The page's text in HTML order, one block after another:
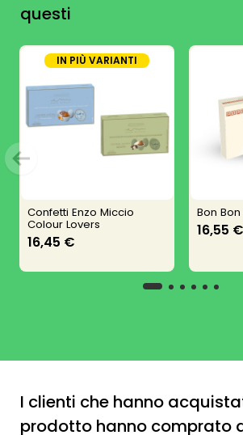
questi
IN PIÙ VARIANTI
Confetti Enzo Miccio
Colour Lovers
16,45 €
Bon
16,55 €
I clienti che hanno
prodotto hanno comprato